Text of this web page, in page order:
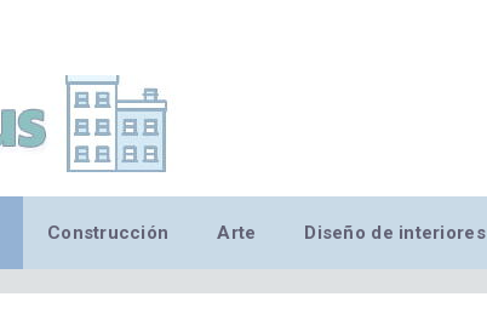
Construcción Arte Diseño de interiores